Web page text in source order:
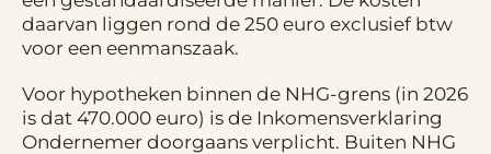
daarvan liggen rond de 250 euro exclusief btw
voor een eenmanszaak.
Voor hypotheken binnen de NHG-grens (in 2026
is dat 470.000 euro) is de Inkomensverklaring
Ondernemer doorgaans verplicht. Buiten NHG